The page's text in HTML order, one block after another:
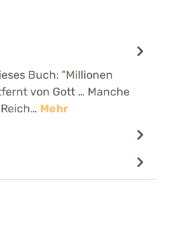
Buch: "Millionen
von Gott … Manche
Mehr